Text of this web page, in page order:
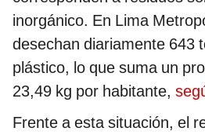
inorgánico. En Lima
desechan diariamente 643
plástico, lo que suma un
23,49 kg por habitante,
Frente a esta situación, el